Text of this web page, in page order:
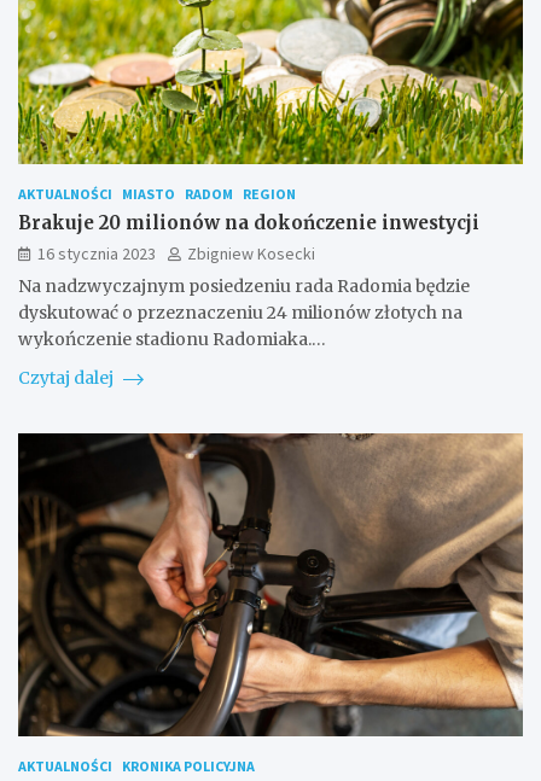
AKTUALNOŚCI MIASTO RADOM REGION
Brakuje 20 milionów na dokończenie inwestycji
16 stycznia 2023
Zbigniew Kosecki
Na nadzwyczajnym posiedzeniu rada Radomia będzie
dyskutować o przeznaczeniu 24 milionów złotych na
wykończenie stadionu Radomiaka.…
Czytaj dalej
AKTUALNOŚCI KRONIKA POLICYJNA